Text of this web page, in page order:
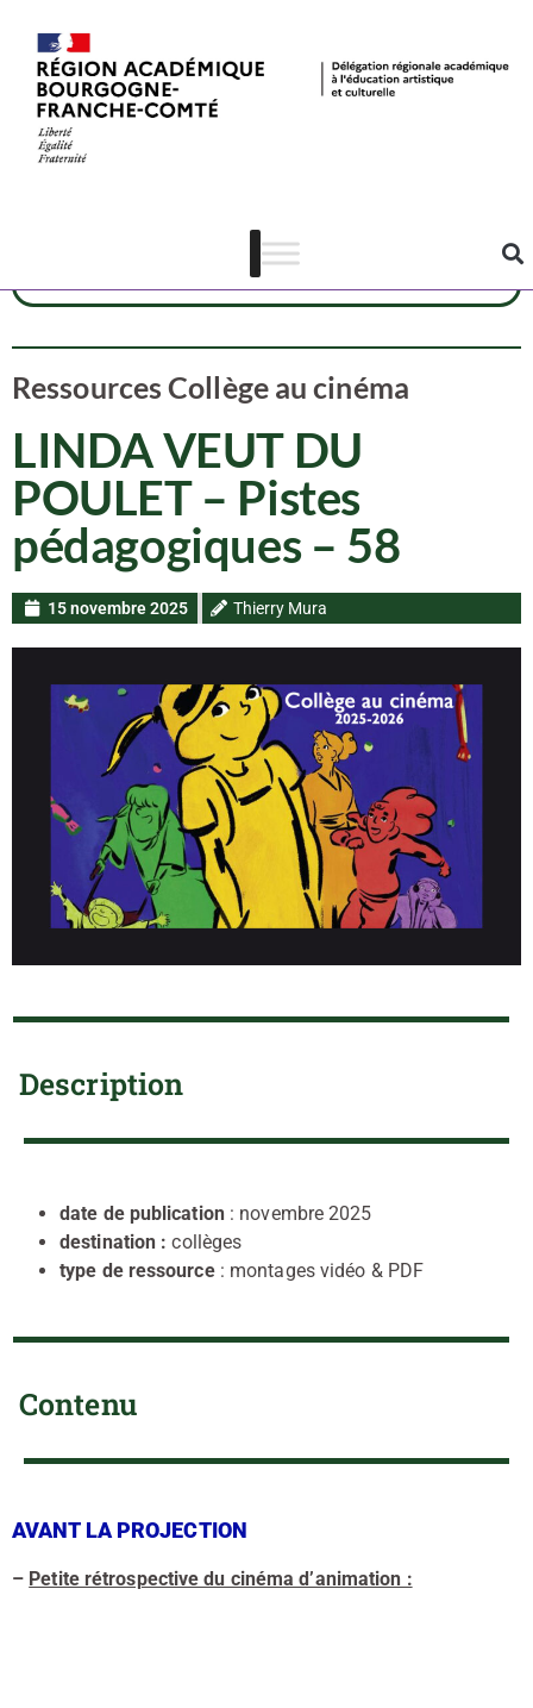
Cinéma
Ressources Collège au cinéma
LINDA VEUT DU
POULET – Pistes
pédagogiques – 58
15 novembre 2025 Thierry Mura
Description
date de publication: novembre 2025
destination :collèges
type de ressource: montages vidéo & PDF
Contenu
AVANT LA PROJECTION
– Petite rétrospective du cinéma d’animation :